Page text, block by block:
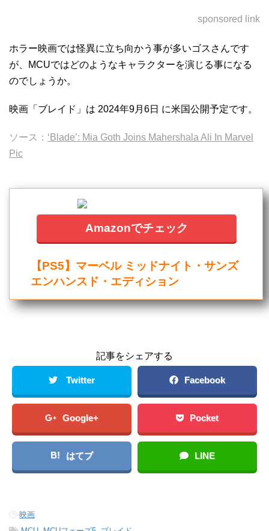
sponsored link
ホラー映画では怪異に立ち向かう事が多いゴスさんです
が、MCUではどのようなキャラクターを演じる事になる
のでしょうか。
映画「ブレイド」は 2024年9月6日 に米国公開予定です。
ソース： ‘Blade’: Mia Goth Joins Mahershala Ali In Marvel
Pic
Amazonでチェック
【PS5】マーベル ミッドナイト・サンズ
エンハンスド・エディション
記事をシェアする
Twitter Facebook
Google+ Pocket
B! はてブ LINE
-映画